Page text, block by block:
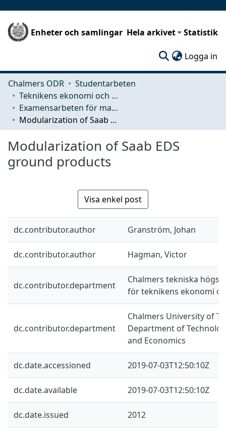
Enheter och samlingar Hela arkivet Statistik
Logga in
Chalmers ODR
Studentarbeten
Teknikens ekonomi och organisation
Examensarbeten för masterexamen
Modularization of Saab EDS ground products
Modularization of Saab EDS
ground products
Visa enkel post
dc.contributor.author Granström, Johan
dc.contributor.author Hagman, Victor
dc.contributor.department
Chalmers tekniska
för teknikens ekonomi
dc.contributor.department
Chalmers University of
Department of
and Economics
dc.date.accessioned 2019-07-03T12:50:10Z
dc.date.available 2019-07-03T12:50:10Z
dc.date.issued 2012